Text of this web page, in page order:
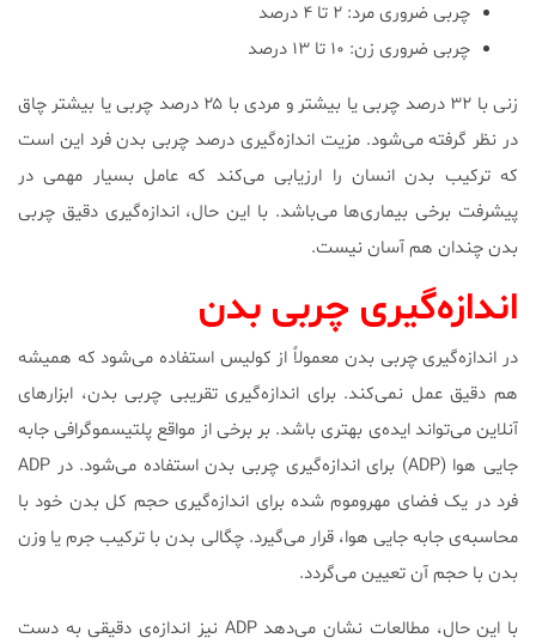
چربی ضروری مرد: ۲ تا ۴ درصد
چربی ضروری زن: ۱۰ تا ۱۳ درصد
زنی با ۳۲ درصد چربی یا بیشتر و مردی با ۲۵ درصد چربی یا بیشتر چاق
در نظر گرفته می‌شود. مزیت اندازه‌گیری درصد چربی بدن فرد این است
که ترکیب بدن انسان را ارزیابی می‌کند که عامل بسیار مهمی در
پیشرفت برخی بیماری‌ها می‌باشد. با این حال، اندازه‌گیری دقیق چربی
بدن چندان هم آسان نیست.
اندازه‌گیری چربی بدن
در اندازه‌گیری چربی بدن معمولاً از کولیس استفاده می‌شود که همیشه
هم دقیق عمل نمی‌کند. برای اندازه‌گیری تقریبی چربی بدن، ابزارهای
آنلاین می‌تواند ایده‌ی بهتری باشد. بر برخی از مواقع پلتیسموگرافی جابه
جایی هوا (ADP) برای اندازه‌گیری چربی بدن استفاده می‌شود. در ADP
فرد در یک فضای مهروموم شده برای اندازه‌گیری حجم کل بدن خود با
محاسبه‌ی جابه جایی هوا، قرار می‌گیرد. چگالی بدن با ترکیب جرم یا وزن
بدن با حجم آن تعیین می‌گردد.
با این حال، مطالعات نشان می‌دهد ADP نیز اندازه‌ی دقیقی به دست